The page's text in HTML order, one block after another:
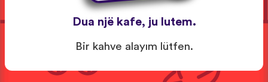
Dua një kafe, ju lutem.
Bir kahve alayım lütfen.